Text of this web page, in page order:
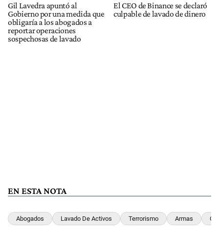
Gil Lavedra apuntó al
Gobierno por una medida que
obligaría a los abogados a
reportar operaciones
sospechosas de lavado
El CEO de Binance se declaró
culpable de lavado de dinero
EN ESTA NOTA
Abogados Lavado De Activos Terrorismo Armas